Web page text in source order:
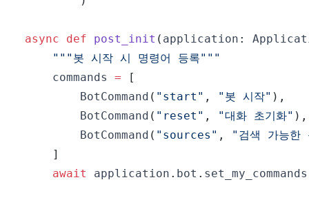
async def post_init ( application :
"""봇 시작 시 명령어 등록"""
    commands
=
[
        BotCommand
( "start" , "봇 시작" ) ,
        BotCommand
( "reset" , "대화 초기화" ) ,
        BotCommand
( "sources" ,
"검색 가능한
]
await
application . bot . set_my_commands